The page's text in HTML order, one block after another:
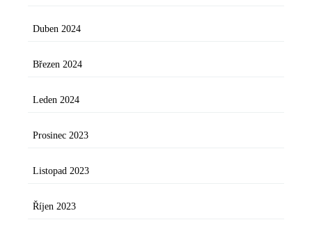
Duben 2024
Březen 2024
Leden 2024
Prosinec 2023
Listopad 2023
Říjen 2023